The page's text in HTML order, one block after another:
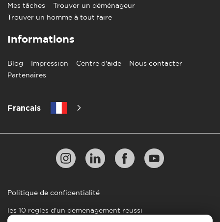
Mes tâches
Trouver un déménageur
Trouver un homme à tout faire
Informations
Blog Impression Centre d'aide
Nous contacter
Partenaires
Francais
Politique de confidentialité
les 10 regles d'un demenagement reussi